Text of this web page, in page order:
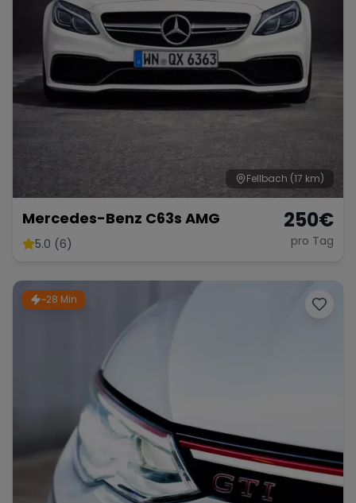
Fellbach (17 km)
Mercedes-Benz C63s AMG
5.0 (6)
250€
pro Tag
~28 Min